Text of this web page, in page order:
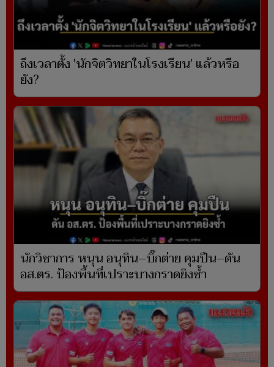
ถึงเวลาตั้ง 'นักจิตวิทยาในโรงเรียน' แล้วหรือ
ยัง?
นักวิชาการ หนุน อนุทิน–บิ๊กต่าย คุมปืน–ดัน
อส.ตร. ป้องพื้นที่เปราะบางกราดยิงซ้ำ